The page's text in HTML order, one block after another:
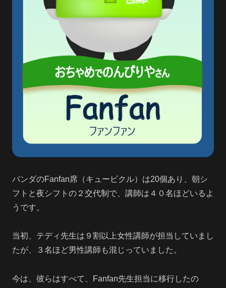
パンダのFanfan席（キュービクル）は20個あり、朝シ
フトと夜シフトの２交代制で、講師は４０名ほどいるよ
うです。
当初、テディ先生は９割以上女性講師が担当していまし
たが、３名ほど男性講師も混じっていました。
今は、彼らはすべて、Fanfan先生担当に移行したの